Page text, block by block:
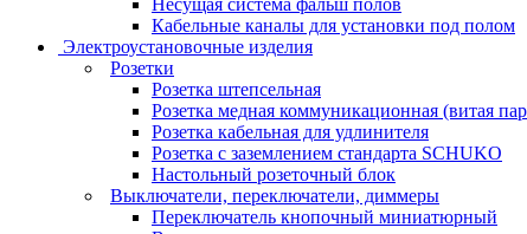
Несущая система фальш полов
Кабельные каналы для установки под полом
Электроустановочные изделия
Розетки
Розетка штепсельная
Розетка медная коммуникационная (витая
Розетка кабельная для удлинителя
Розетка с заземлением стандарта SCHUKO
Настольный розеточный блок
Выключатели, переключатели, диммеры
Переключатель кнопочный миниатюрный